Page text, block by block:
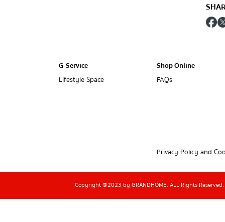
G-Service
Lifestyle Space
Shop Online
FAQs
Privacy Policy and
Copyright @2023 by GRANDHOME. ALL Rights Reserved.